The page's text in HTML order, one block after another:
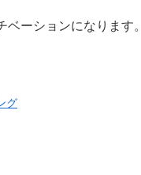
ベーションになります。
グ